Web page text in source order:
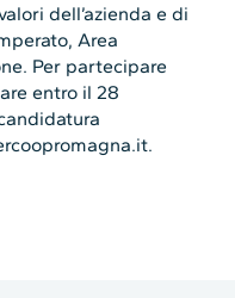
dell’azienda e di
Area
Per partecipare
entro il 28